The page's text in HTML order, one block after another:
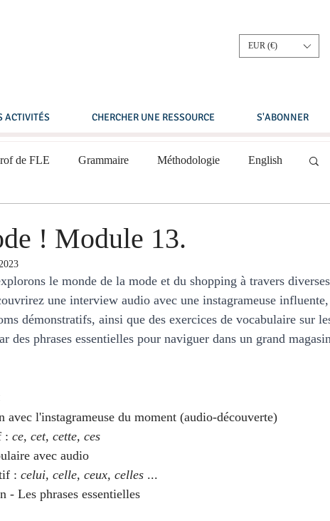
EUR (€)
ACTIVITÉS CHERCHER UNE RESSOURCE S'ABONNER
de FLE Grammaire Méthodologie English
A2 - Niveau élémentaire
écrite
! Module 13.
le monde de la mode et du shopping à travers
une interview audio avec une instagrameuse
démonstratifs, ainsi que des exercices de vocabulaire sur
des phrases essentielles pour naviguer dans un grand
l'instagrameuse du moment (audio-découverte)
: ce, cet, cette, ces
avec audio
: celui, celle, ceux, celles ...
- Les phrases essentielles